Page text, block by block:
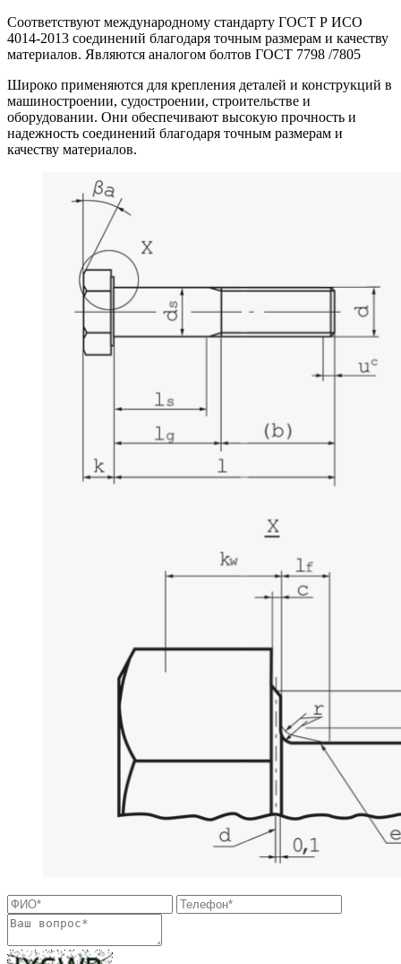
Соответствуют международному стандарту ГОСТ Р ИСО
4014-2013 соединений благодаря точным размерам и качеству
материалов. Являются аналогом болтов ГОСТ 7798 /7805
Широко применяются для крепления деталей и конструкций в
машиностроении, судостроении, строительстве и
оборудовании. Они обеспечивают высокую прочность и
надежность соединений благодаря точным размерам и
качеству материалов.